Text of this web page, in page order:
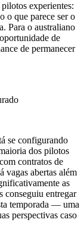
experientes:
o que parece ser o
Para o australiano
de
de permanecer
se configurando
dos pilotos
contratos de
vagas abertas além
as
conseguiu entregar
temporada — uma
perspectivas caso